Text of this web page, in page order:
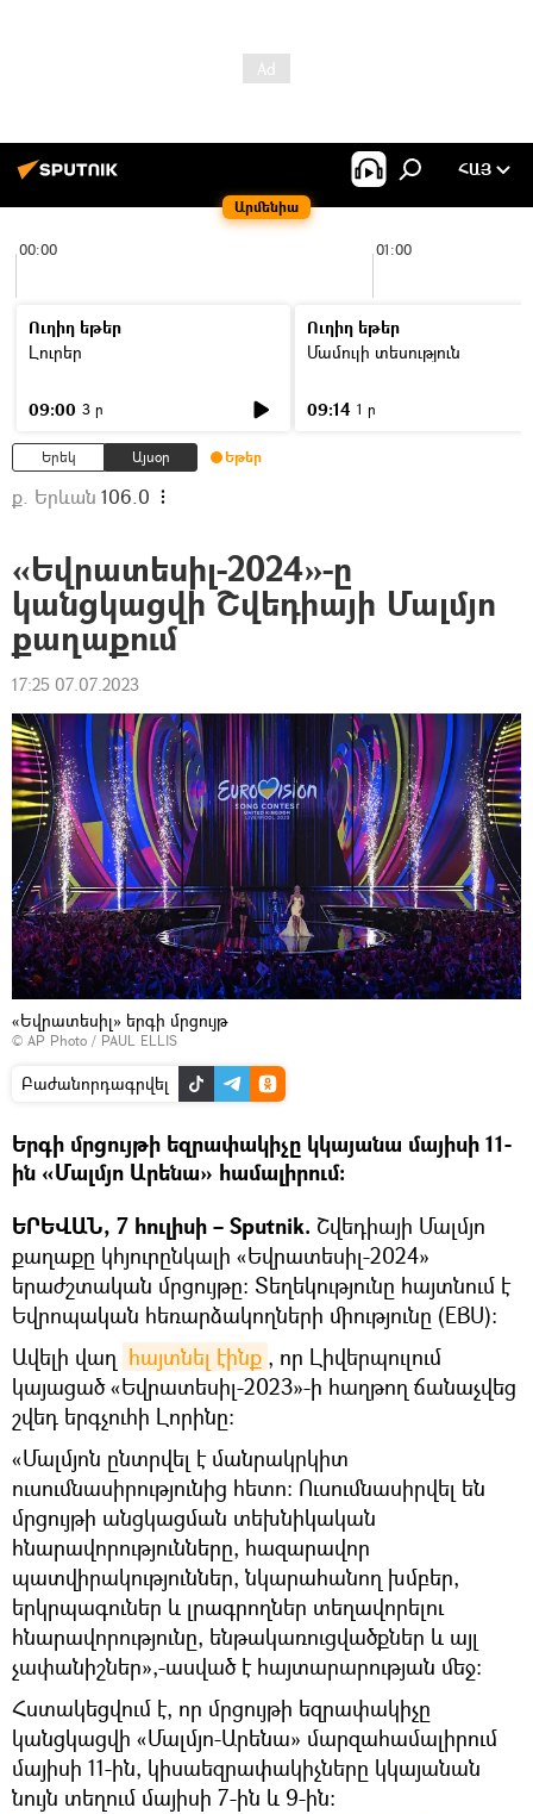
Արմենիա
ՀԱՅ
00:00 01:00
Ուղիղ եթեր
Լուրեր
09:00 3 ր
Ուղիղ եթեր
Մամուլի տեսություն
09:14 1 ր
Երեկ Այսօր Եթեր
ք. Երևան 106.0
«Եվրատեսիլ-2024»-ը
կանցկացվի Շվեդիայի Մալմյո
քաղաքում
17:25 07.07.2023
«Եվրատեսիլ» երգի մրցույթ
© AP Photo / PAUL ELLIS
Բաժանորդագրվել
Երգի մրցույթի եզրափակիչը կկայանա մայիսի 11-
ին «Մալմյո Արենա» համալիրում։
ԵՐԵՎԱՆ, 7 հուլիսի – Sputnik. Շվեդիայի Մալմյո
քաղաքը կհյուրընկալի «Եվրատեսիլ-2024»
երաժշտական մրցույթը: Տեղեկությունը հայտնում է
Եվրոպական հեռարձակողների միությունը (EBU)։
Ավելի վաղ հայտնել էինք , որ Լիվերպուլում
կայացած «Եվրատեսիլ-2023»-ի հաղթող ճանաչվեց
շվեդ երգչուհի Լորինը։
«Մալմյոն ընտրվել է մանրակրկիտ
ուսումնասիրությունից հետո։ Ուսումնասիրվել են
մրցույթի անցկացման տեխնիկական
հնարավորությունները, հազարավոր
պատվիրակություններ, նկարահանող խմբեր,
երկրպագուներ և լրագրողներ տեղավորելու
հնարավորությունը, ենթակառուցվածքներ և այլ
չափանիշներ»,-ասված է հայտարարության մեջ:
Հստակեցվում է, որ մրցույթի եզրափակիչը
կանցկացվի «Մալմյո-Արենա» մարզահամալիրում
մայիսի 11-ին, կիսաեզրափակիչները կկայանան
նույն տեղում մայիսի 7-ին և 9-ին: